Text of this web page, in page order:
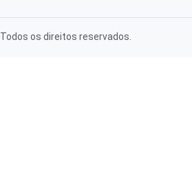
. Todos os direitos reservados.